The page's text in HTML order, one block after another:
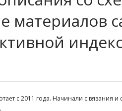
материалов
с 2011 года. Начинали с вязания